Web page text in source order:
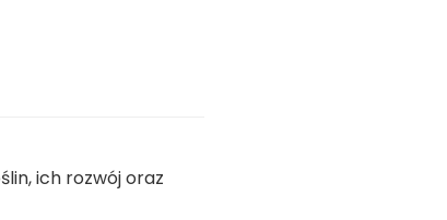
ich rozwój oraz